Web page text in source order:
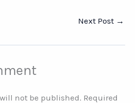
Next Post →
not be published. Required